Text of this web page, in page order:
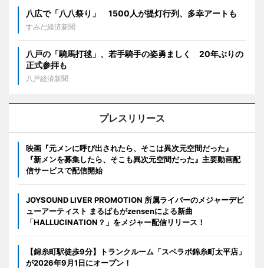
八広で「八八祭り」 1500人が提灯行列、多幸アートも
すみだ経済新聞
八戸の「騎馬打毬」、若手騎手の姿勇ましく 20年ぶりの
正式参拝も
八戸経済新聞
プレスリリース
映画『元メンに呼び出されたら、そこは異次元空間だった』
『新メンを募集したら、そこも異次元空間だった』主要動画配
信サービスで配信開始
JOYSOUND LIVER PROMOTION 所属ライバーのメジャーデビ
ューアーティスト まるぱもがzensenによる新曲
「HALLUCINATION？」をメジャー配信リリース！
【錦糸町駅徒歩9分】トランクルーム「スペラボ錦糸町太平店」
が2026年9月1日にオープン！